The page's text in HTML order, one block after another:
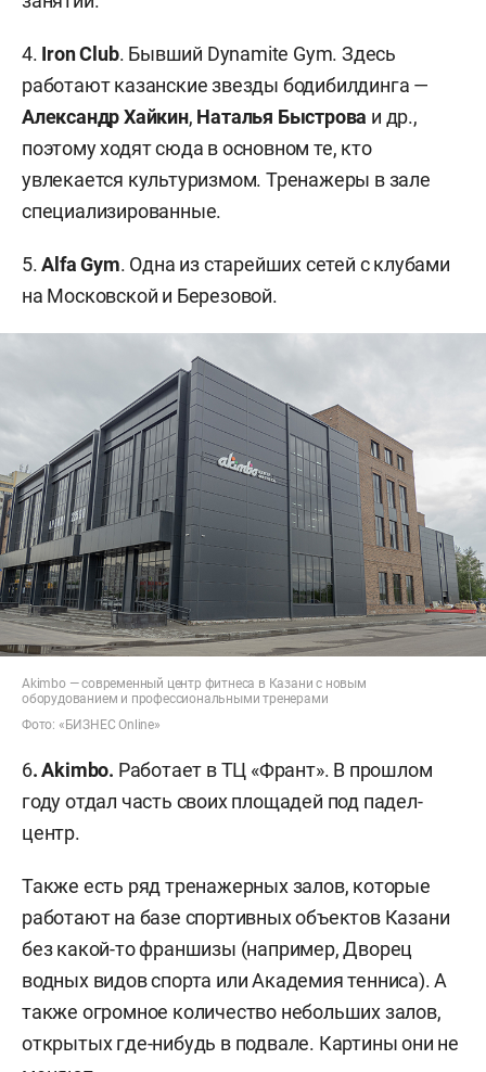
4. Iron Club. Бывший Dynamite Gym. Здесь
работают казанские звезды бодибилдинга —
Александр Хайкин, Наталья Быстрова и др.,
поэтому ходят сюда в основном те, кто
увлекается культуризмом. Тренажеры в зале
специализированные.
5.Alfa Gym. Одна из старейших сетей с клубами
на Московской и Березовой.
Akimbo — современный центр фитнеса в Казани с новым
оборудованием и профессиональными тренерами
Фото: «БИЗНЕС Online»
6. Akimbo. Работает в ТЦ «Франт». В прошлом
году отдал часть своих площадей под падел-
центр.
Также есть ряд тренажерных залов, которые
работают на базе спортивных объектов Казани
без какой-то франшизы (например, Дворец
водных видов спорта или Академия тенниса). А
также огромное количество небольших залов,
открытых где-нибудь в подвале. Картины они не